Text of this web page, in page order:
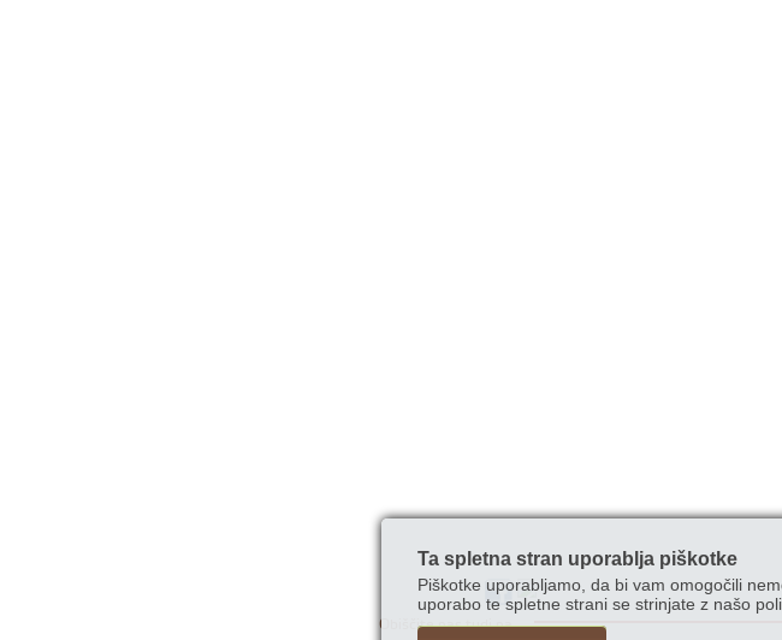
Ta spletna stran uporablja piškotke
Piškotke uporabljamo, da bi vam omogočili
uporabo te spletne strani se strinjate z našo
Obiščite nas tudi na